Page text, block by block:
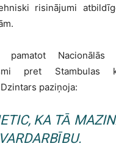
risinājumi
pamatot Nacionālās
pret Stambulas
paziņoja:
KA TĀ
VARDARBĪBU.